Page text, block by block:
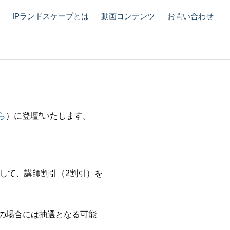
IPランドスケープとは 動画コンテンツ お問い合わせ
月8日(金)18:30～
）に登壇*いたします。
て、講師割引（2割引）を
場合には抽選となる可能